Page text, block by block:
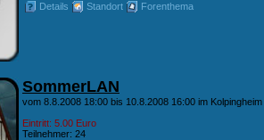
Details Standort Forenthema
SommerLAN
vom 8.8.2008 18:00 bis 10.8.2008 16:00 im
Eintritt: 5.00 Euro
Teilnehmer: 24